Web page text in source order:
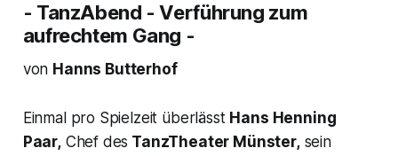
- TanzAbend - Verführung zum
aufrechtem Gang -
von Hanns Butterhof
Einmal pro Spielzeit überlässt Hans Henning
Paar,Chef des TanzTheater Münster,sein